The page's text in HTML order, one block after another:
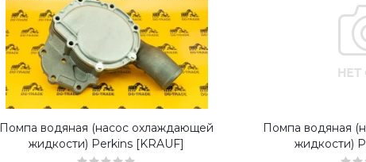
Помпа водяная (насос охлаждающей
жидкости) Perkins [KRAUF]
Помпа водяная
жидкости)